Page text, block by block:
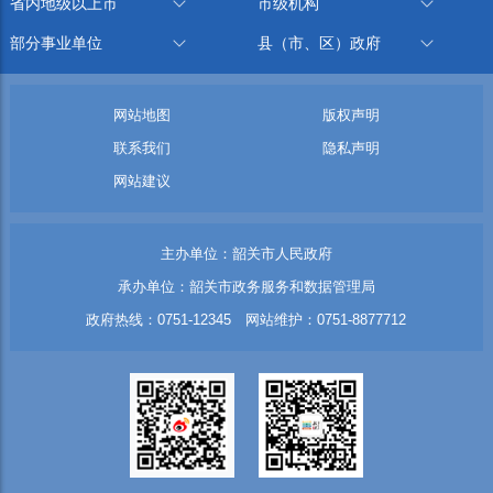
部分事业单位 县（市、区）政府
网站地图
版权声明
联系我们
隐私声明
网站建议
主办单位：韶关市人民政府
承办单位：韶关市政务服务和数据管理局
政府热线：0751-12345 网站维护：0751-8877712